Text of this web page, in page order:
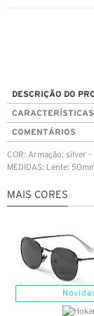
DESCRIÇÃO DO
COMENTÁRIOS
COR: Armação: silver
MEDIDAS: Lente:
MAIS CORES